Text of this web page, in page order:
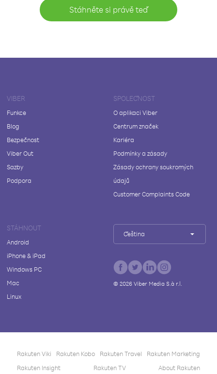
Stáhněte si právě teď
VIBER
Funkce
Blog
Bezpečnost
Viber Out
Sazby
Podpora
SPOLEČNOST
O aplikaci Viber
Centrum značek
Kariéra
Podmínky a zásady
Zásady ochrany soukromých
údajů
Customer Complaints Code
STÁHNOUT
Android
iPhone & iPad
Windows PC
Mac
Linux
Čeština
© 2026Viber Media S.à r.l.
Rakuten Viki Rakuten Kobo Rakuten Travel
Rakuten Marketing
Rakuten Insight
Rakuten TV About Rakuten